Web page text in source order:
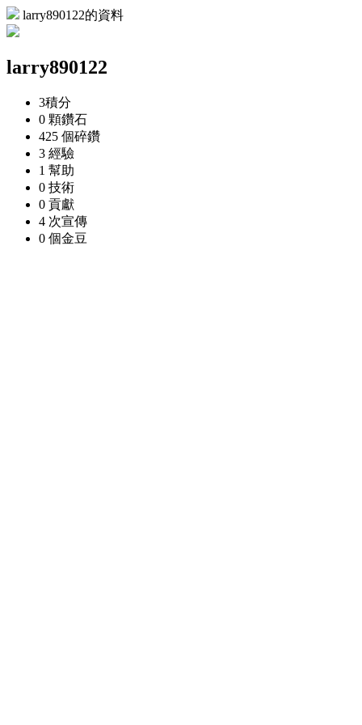
larry890122的資料
larry890122
3積分
0 顆鑽石
425 個碎鑽
3 經驗
1 幫助
0 技術
0 貢獻
4 次宣傳
0 個金豆